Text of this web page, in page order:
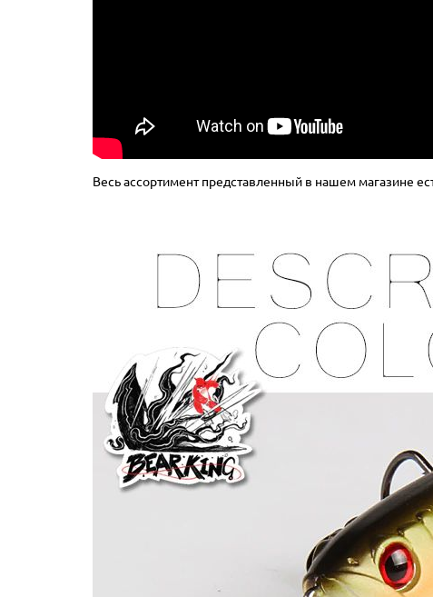
Весь ассортимент представленный в нашем магазине